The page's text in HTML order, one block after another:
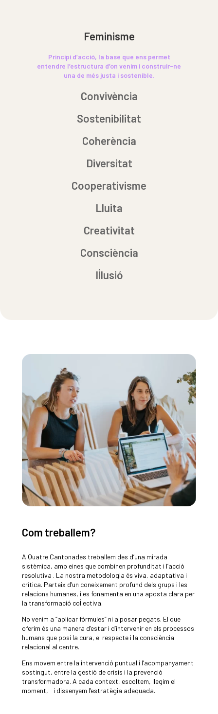
Feminisme
Principi d’acció, la base que ens permet
entendre l’estructura d’on venim i construir-ne
una de més justa i sostenible.
Convivència
Sostenibilitat
Coherència
Diversitat
Cooperativisme
Lluita
Creativitat
Consciència
Il·lusió
Com treballem?
A Quatre Cantonades treballem des d’una mirada
sistèmica, amb eines que combinen profunditat i l’acció
resolutiva . La nostra metodologia és viva, adaptativa i
crítica. Parteix d’un coneixement profund dels grups i les
relacions humanes, i es fonamenta en una aposta clara per
la transformació col·lectiva.
No venim a “aplicar fórmules” ni a posar pegats. El que
oferim és una manera d’estar i d’intervenir en els processos
humans que posi la cura, el respecte i la consciència
relacional al centre.
Ens movem entre la intervenció puntual i l’acompanyament
sostingut, entre la gestió de crisis i la prevenció
transformadora. A cada context, escoltem, llegim el
moment, i dissenyem l’estratègia adequada.